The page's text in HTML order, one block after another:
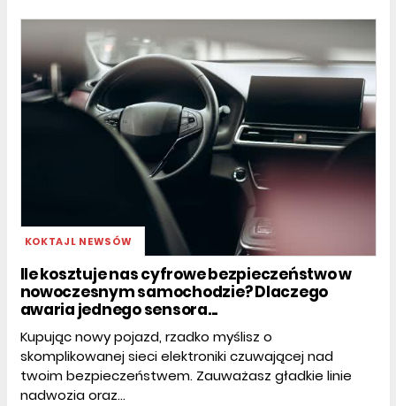
KOKTAJL NEWSÓW
Ile kosztuje nas cyfrowe bezpieczeństwo w
nowoczesnym samochodzie? Dlaczego
awaria jednego sensora...
Kupując nowy pojazd, rzadko myślisz o
skomplikowanej sieci elektroniki czuwającej nad
twoim bezpieczeństwem. Zauważasz gładkie linie
nadwozia oraz...